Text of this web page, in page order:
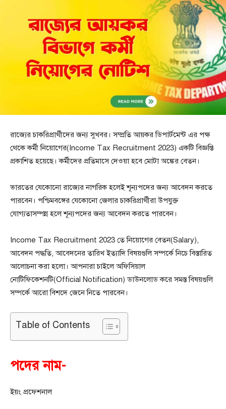
রাজ্যের চাকরিপ্রার্থীদের জন্য সুখবর। সম্প্রতি আয়কর ডিপার্টমেন্ট এর পক্ষ
থেকে কর্মী নিয়োগের(Income Tax Recruitment 2023) একটি বিজ্ঞপ্তি
প্রকাশিত হয়েছে। কর্মীদের প্রতিমাসে দেওয়া হবে মোটা অঙ্কের বেতন।
ভারতের যেকোনো রাজ্যের নাগরিক হলেই শূন্যপদের জন্য আবেদন করতে
পারবেন। পশ্চিমবঙ্গের যেকোনো জেলার চাকরিপ্রার্থীরা উপযুক্ত
যোগ্যতাসম্পন্ন হলে শূন্যপদের জন্য আবেদন করতে পারবেন।
Income Tax Recruitment 2023 তে নিয়োগের বেতন(Salary),
আবেদন পদ্ধতি, আবেদনের তারিখ ইত্যাদি বিষয়গুলি সম্পর্কে নিচে বিস্তারিত
আলোচনা করা হলো। আপনারা চাইলে অফিসিয়াল
নোটিফিকেশনটি(Official Notification) ডাউনলোড করে সমস্ত বিষয়গুলি
সম্পর্কে আরো বিশদে জেনে নিতে পারবেন।
Table of Contents
পদের নাম-
ইয়ং প্রফেশনাল